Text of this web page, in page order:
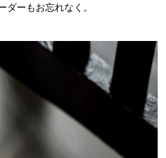
ダーもお忘れなく。